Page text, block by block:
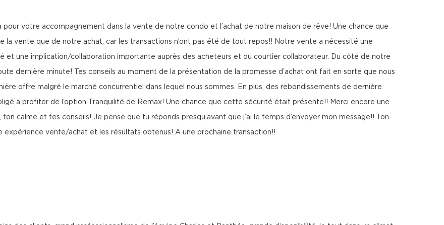
pour votre accompagnement dans la vente de notre condo et l’achat de notre maison de rêve! Une chance que
la vente que de notre achat, car les transactions n’ont pas été de tout repos!! Notre vente a nécessité une
et une implication/collaboration importante auprès des acheteurs et du courtier collaborateur. Du côté de notre
dernière minute! Tes conseils au moment de la présentation de la promesse d’achat ont fait en sorte que nous
offre malgré le marché concurrentiel dans lequel nous sommes. En plus, des rebondissements de dernière
à profiter de l’option Tranquilité de Remax! Une chance que cette sécurité était présente!! Merci encore une
calme et tes conseils! Je pense que tu réponds presqu’avant que j’ai le temps d’envoyer mon message!! Ton
vente/achat et les résultats obtenus! A une prochaine transaction!!